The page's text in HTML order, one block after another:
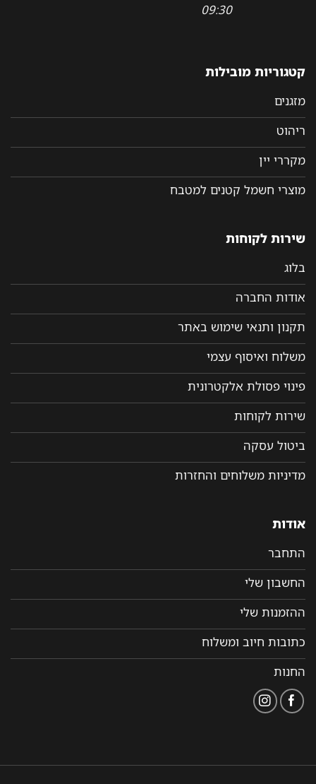
09:30
קטגוריות מובילות
מזגנים
ריהוט
מקררי יין
מוצרי חשמל קטנים למטבח
שירות לקוחות
בלוג
אודות החברה
תקנון ותנאי שימוש באתר
משלוח ואיסוף עצמי
פינוי פסולת אלקטרונית
שירות לקוחות
ביטול עסקה
מדיניות משלוחים והחזרות
אודות
התחבר
החשבון שלי
ההזמנות שלי
כתובות חיוב ומשלוח
החנות